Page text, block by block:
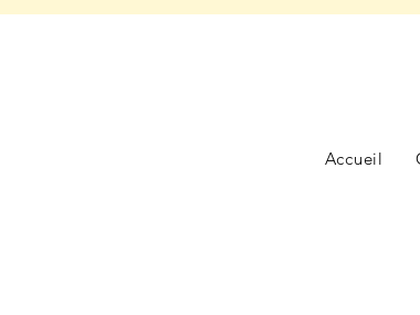
Accueil